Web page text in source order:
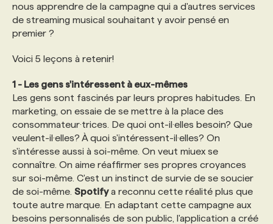
PROGRAMMES DE SUBVENTIONS
ANNONCEZ AVEC NOUS
nous apprendre de la campagne qui a d'autres services
de streaming musical souhaitant y avoir pensé en
premier ?
Voici 5 leçons à retenir!
1 - Les gens s'intéressent à eux-mêmes
Les gens sont fascinés par leurs propres habitudes. En
marketing, on essaie de se mettre à la place des
consommateur·trices. De quoi ont-il·elles besoin? Que
veulent-il·elles? À quoi s'intéressent-il·elles? On
s'intéresse aussi à soi-même. On veut miuex se
connaître. On aime réaffirmer ses propres croyances
sur soi-même. C'est un instinct de survie de se soucier
de soi-même. Spotifya reconnu cette réalité plus que
toute autre marque. En adaptant cette campagne aux
besoins personnalisés de son public, l'application a créé